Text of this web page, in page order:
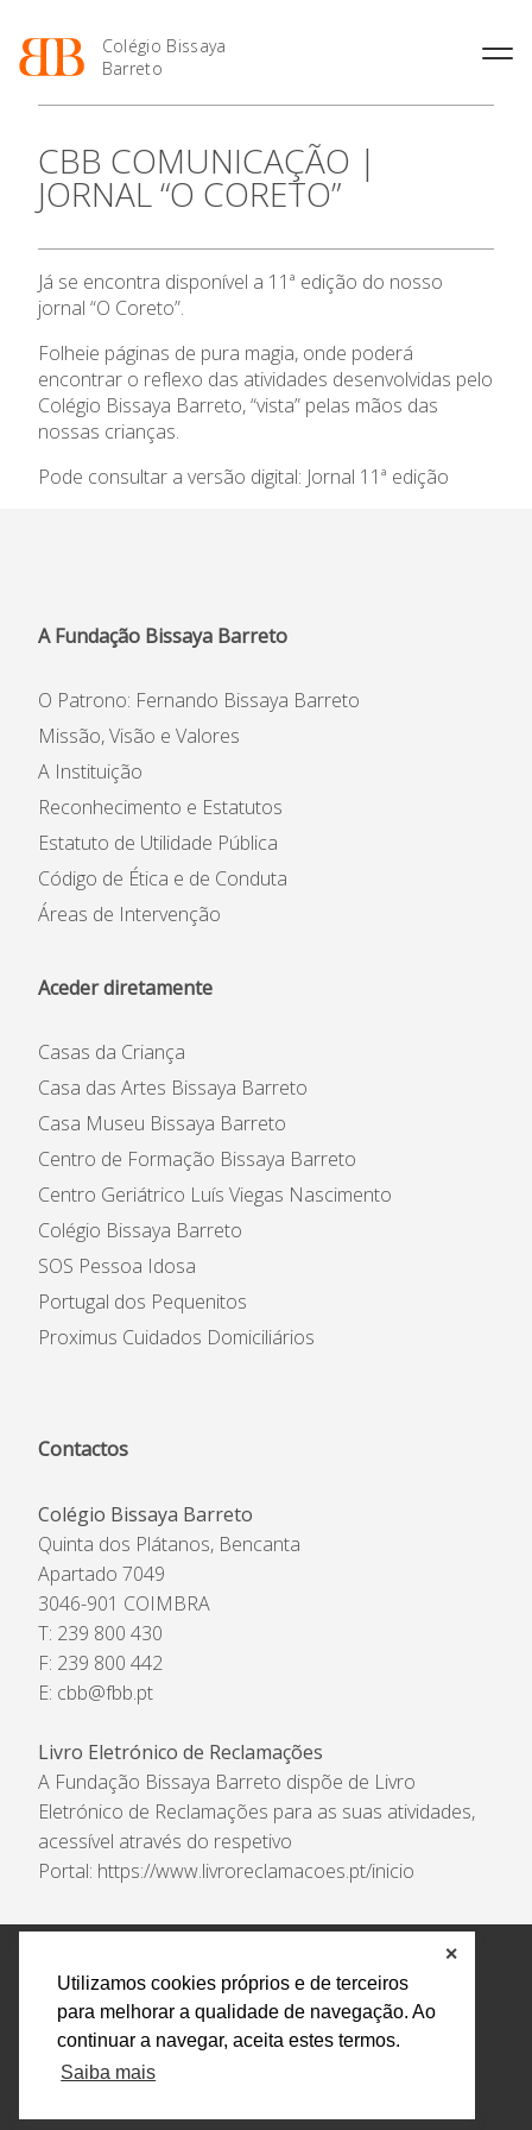
Utilizamos cookies próprios e de terceiros
para melhorar a qualidade de navegação. Ao
continuar a navegar, aceita estes termos.
Saiba mais
✕
Colégio Bissaya
Barreto
O Colégio
Projeto Educativo
Organização
Colaboradores Não
Docentes
Ofertas de emprego
Regulamentos
Jornal “O Coreto”
Privacidade
Oferta Formativa
Enriquecimento Curricular
Oferta Curricular
Sala de Estudo
Letiva
Academia de LínguasEnsino Profissional
Profissionais
Matrículas
Termalismo
Curso de Técnico/a de Apoio
Ofertas de Emprego
Ano Letivo
2027
Calendários
de Educação
SIGE
Secretariado de Exames
Admissão
CBB COMUNICAÇÃO |
JORNAL “O CORETO”
Já se encontra disponível a 11ª edição do nosso
jornal “O Coreto”.
Folheie páginas de pura magia, onde poderá
encontrar o reflexo das atividades desenvolvidas pelo
Colégio Bissaya Barreto, “vista” pelas mãos das
nossas crianças.
Pode consultar a versão digital: Jornal 11ª edição
A Fundação Bissaya Barreto
O Patrono: Fernando Bissaya Barreto
Missão, Visão e Valores
A Instituição
Reconhecimento e Estatutos
Estatuto de Utilidade Pública
Código de Ética e de Conduta
Áreas de Intervenção
Aceder diretamente
Casas da Criança
Casa das Artes Bissaya Barreto
Casa Museu Bissaya Barreto
Centro de Formação Bissaya Barreto
Centro Geriátrico Luís Viegas Nascimento
Colégio Bissaya Barreto
SOS Pessoa Idosa
Portugal dos Pequenitos
Proximus Cuidados Domiciliários
Contactos
Colégio Bissaya Barreto
Quinta dos Plátanos, Bencanta
Apartado 7049
3046-901 COIMBRA
T: 239 800 430
F: 239 800 442
E: cbb@fbb.pt
Livro Eletrónico de Reclamações
A Fundação Bissaya Barreto dispõe de Livro
Eletrónico de Reclamações para as suas atividades,
acessível através do respetivo
Portal: https://www.livroreclamacoes.pt/inicio
Política de Privacidade e Tratamento de Dados
Encarregado de Proteção de Dados
Livro Eletrónico
de Reclamações
Canal de Denúncias
Todos os direitos reservados Design by AM. Developed by